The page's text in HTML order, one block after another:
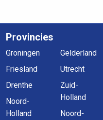
Provincies
Groningen
Friesland
Drenthe
Noord-
Holland
Gelderland
Utrecht
Zuid-
Holland
Noord-